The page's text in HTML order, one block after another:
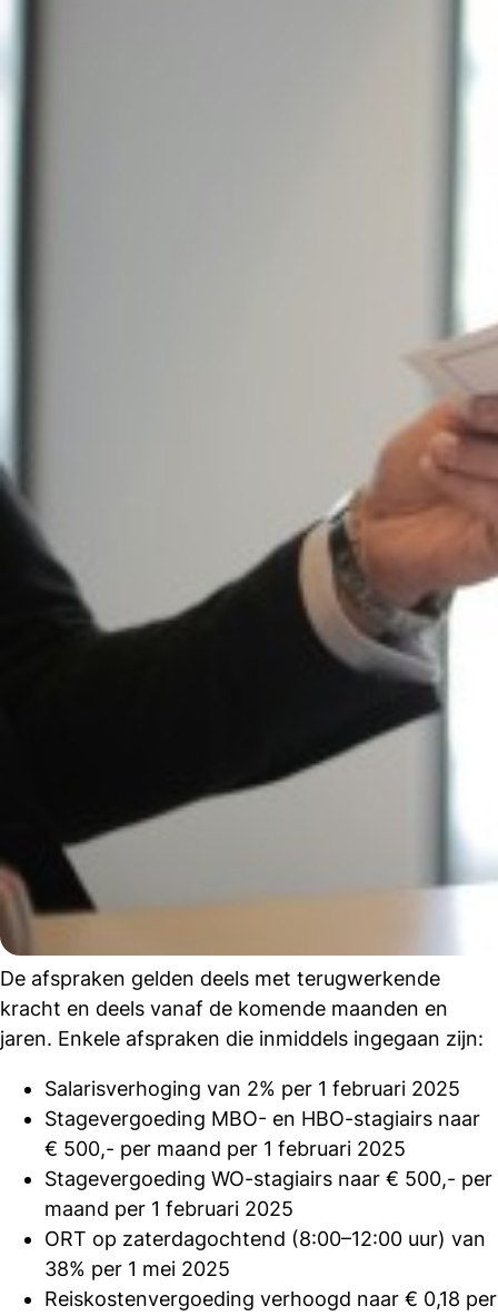
De afspraken gelden deels met terugwerkende
kracht en deels vanaf de komende maanden en
jaren. Enkele afspraken die inmiddels ingegaan zijn:
Salarisverhoging van 2% per 1 februari 2025
Stagevergoeding MBO- en HBO-stagiairs naar
€ 500,- per maand per 1 februari 2025
Stagevergoeding WO-stagiairs naar € 500,- per
maand per 1 februari 2025
ORT op zaterdagochtend (8:00–12:00 uur) van
38% per 1 mei 2025
Reiskostenvergoeding verhoogd naar € 0,18 per